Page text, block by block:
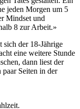
jeden Morgen um 5
Mindset und
8 zur Arbeit.»
sich der 18-Jährige
eine weitere Stunde
dann liest der
Seiten in der